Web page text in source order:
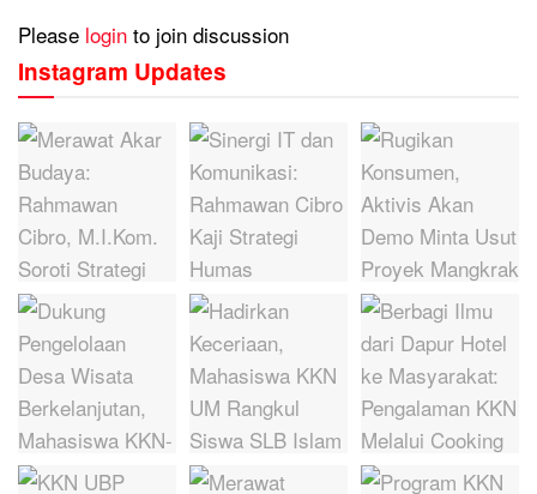
Please login to join discussion
Instagram Updates